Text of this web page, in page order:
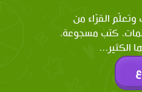
وتعلّم القرّاء من
كتب مسجوعة،
الكثير...